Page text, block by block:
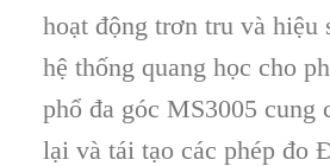
hoạt động trơn tru và hiệu
hệ thống quang học cho
phổ đa góc MS3005 cung
lại và tái tạo các phép đo